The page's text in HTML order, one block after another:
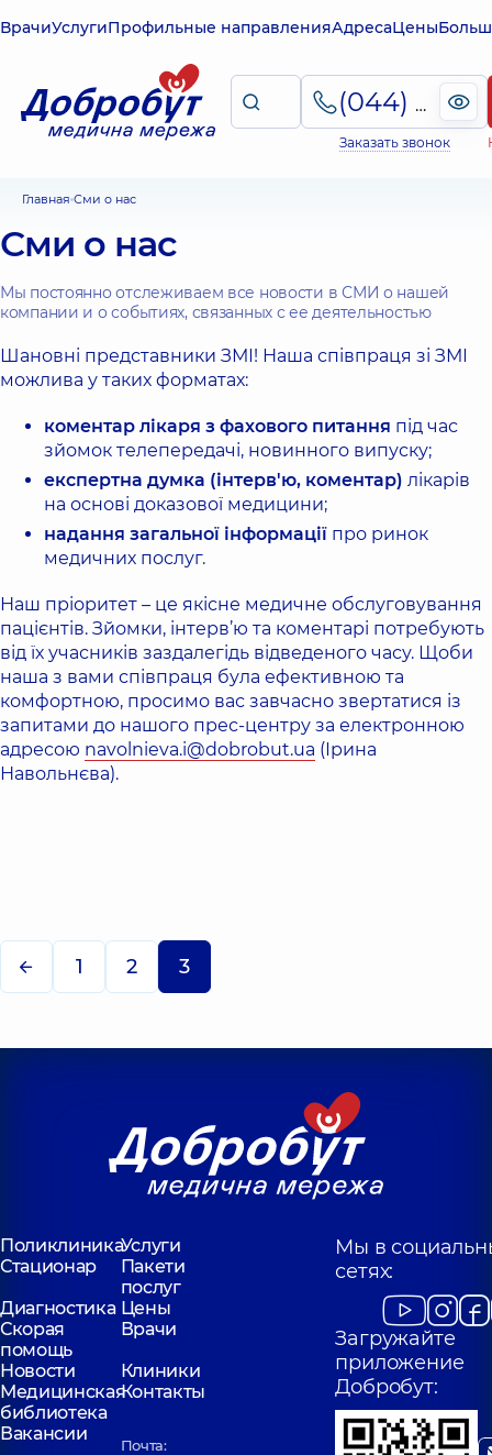
ВрачиУслугиПрофильные направленияАдресаЦены
(044) 495-2-888
Заказать звонок
Главная Сми о нас
Сми о нас
Мы постоянно отслеживаем все новости в СМИ о нашей
компании и о событиях, связанных с ее деятельностью
Шановні представники ЗМІ! Наша співпраця зі ЗМІ
можлива у таких форматах:
коментар лікаря з фахового питання під час
зйомок телепередачі, новинного випуску;
експертна думка (інтерв'ю, коментар) лікарів
на основі доказової медицини;
надання загальної інформації про ринок
медичних послуг.
Наш пріоритет – це якісне медичне обслуговування
пацієнтів. Зйомки, інтерв’ю та коментарі потребують
від їх учасників заздалегідь відведеного часу. Щоби
наша з вами співпраця була ефективною та
комфортною, просимо вас завчасно звертатися із
запитами до нашого прес-центру за електронною
адресою navolnieva.i@dobrobut.ua (Ірина
Навольнєва).
1 2 3
ПоликлиникаУслуги
Стационар
Пакети
послуг
Диагностика Цены
Скорая
помощь
Врачи
Новости
Клиники
Медицинская
библиотека
Контакты
Вакансии
Почта:
Мы в
сетях:
Загружайте
приложение
Добробут: